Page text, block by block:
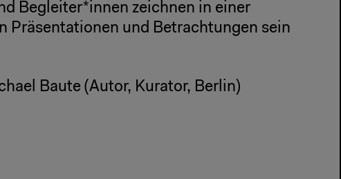
Begleiter*innen zeichnen in einer
Präsentationen und Betrachtungen sein
Baute (Autor, Kurator, Berlin)